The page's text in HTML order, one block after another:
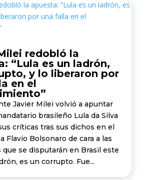
redobló la
“Lula es un ladrón,
y lo liberaron por
en el
Javier Milei volvió a apuntar
brasileño Lula da Silva
críticas tras sus dichos en el
Flavio Bolsonaro de cara a las
que se disputarán en Brasil este
es un corrupto. Fue...